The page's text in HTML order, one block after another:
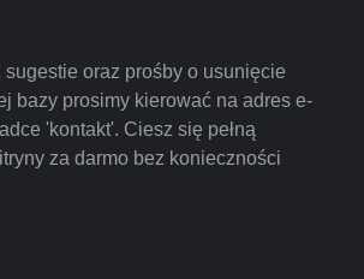
oraz prośby o usunięcie
bazy prosimy kierować na adres e-
'kontakt'. Ciesz się pełną
za darmo bez konieczności